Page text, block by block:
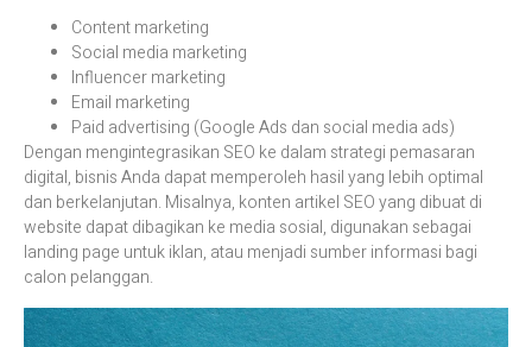
Contentmarketing
Social media marketing
Influencermarketing
Email marketing
Paid advertising (GoogleAds dan social media ads)
Dengan mengintegrasikan SEO ke dalam strategi pemasaran
digital, bisnisAnda dapatmemperoleh hasilyang lebih optimal
dan berkelanjutan. Misalnya, konten artikel SEOyang dibuatdi
website dapatdibagikan ke media sosial, digunakan sebagai
landing page untukiklan, atau menjadi sumberinformasi bagi
calon pelanggan.